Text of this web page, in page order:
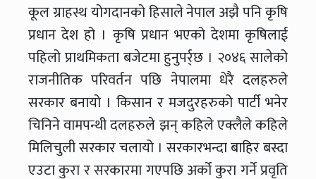
कूल ग्राहस्थ योगदानको हिसाले नेपाल अझै पनि कृषि
प्रधान देश हो । कृषि प्रधान भएको देशमा कृषिलाई
पहिलो प्राथमिकता बजेटमा हुनुपर्र्छ । २०४६ सालेको
राजनीतिक परिवर्तन पछि नेपालमा धेरै दलहरुले
सरकार बनायो । किसान र मजदुरहरुको पार्टी भनेर
चिनिने वामपन्थी दलहरुले झन् कहिले एक्लैले कहिले
मिलिचुली सरकार चलायो । सरकारभन्दा बाहिर बस्दा
एउटा कुरा र सरकारमा गएपछि अर्को कुरा गर्ने प्रवृति